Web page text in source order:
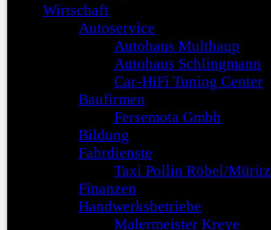
Wirtschaft
Autoservice
Autohaus Multhaup
Autohaus Schlingmann
Car-HiFi Tuning Center
Baufirmen
Fersemota Gmbh
Bildung
Fahrdienste
Taxi Pollin Röbel/Müritz
Finanzen
Handwerksbetriebe
Malermeister Kreye